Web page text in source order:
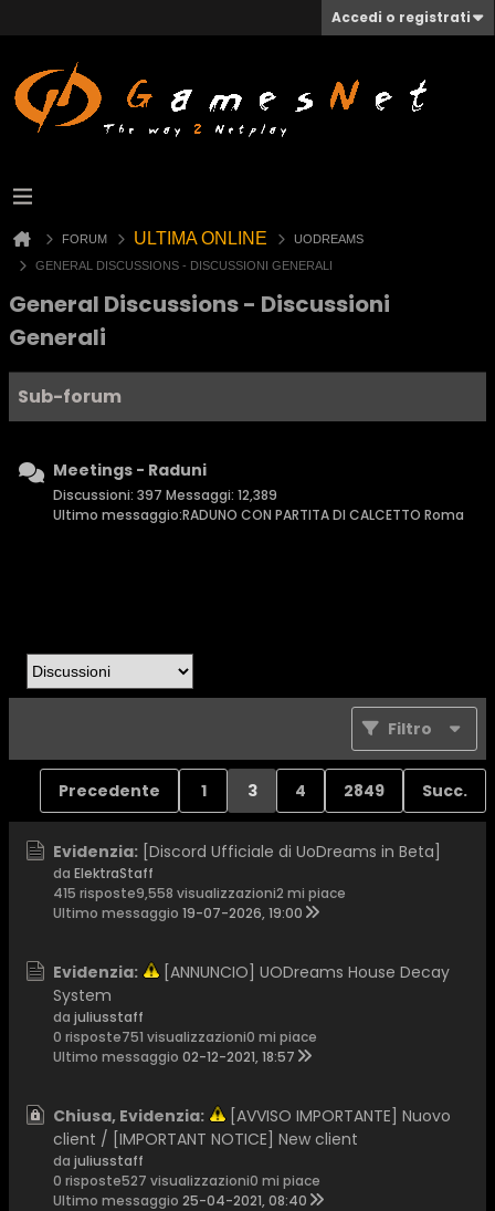
Accedi o registrati
FORUM ULTIMA ONLINE
UODREAMS
GENERAL DISCUSSIONS - DISCUSSIONI GENERALI
General Discussions - Discussioni
Generali
Sub-forum
Meetings - Raduni
Discussioni: 397 Messaggi: 12,389
Ultimo messaggio:RADUNO CON PARTITA DI CALCETTO Roma
Filtro
Precedente 1 3 4 2849 Succ.
Evidenzia: [Discord Ufficiale di UoDreams in Beta]
da ElektraStaff
415 risposte9,558 visualizzazioni2 mi piace
Ultimo messaggio 19-07-2026, 19:00
Evidenzia:
[ANNUNCIO] UODreams House Decay
System
da juliusstaff
0 risposte751 visualizzazioni0 mi piace
Ultimo messaggio 02-12-2021, 18:57
Chiusa, Evidenzia:
[AVVISO IMPORTANTE] Nuovo
client / [IMPORTANT NOTICE] New client
da juliusstaff
0 risposte527 visualizzazioni0 mi piace
Ultimo messaggio 25-04-2021, 08:40